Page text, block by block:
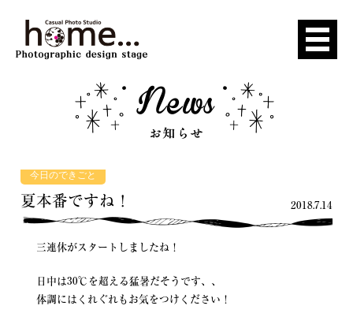
今日のできごと
夏本番ですね！ 2018.7.14
三連休がスタートしましたね！
日中は30℃を超える猛暑だそうです、、
体調にはくれぐれもお気をつけください！